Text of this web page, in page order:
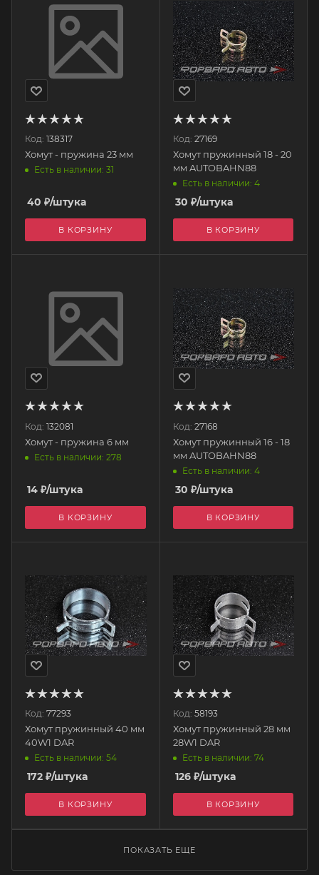
Код: 138317
Хомут - пружина 23 мм
Есть в наличии: 31
40 ₽/штука
В КОРЗИНУ
Код: 27169
Хомут пружинный 18 - 20
мм AUTOBAHN88
Есть в наличии: 4
30 ₽/штука
В КОРЗИНУ
Код: 132081
Хомут - пружина 6 мм
Есть в наличии: 278
14 ₽/штука
В КОРЗИНУ
Код: 27168
Хомут пружинный 16 - 18
мм AUTOBAHN88
Есть в наличии: 4
30 ₽/штука
В КОРЗИНУ
Код: 77293
Хомут пружинный 40 мм
40W1 DAR
Есть в наличии: 54
172 ₽/штука
В КОРЗИНУ
Код: 58193
Хомут пружинный 28 мм
28W1 DAR
Есть в наличии: 74
126₽/штука
В КОРЗИНУ
ПОКАЗАТЬ ЕЩЕ